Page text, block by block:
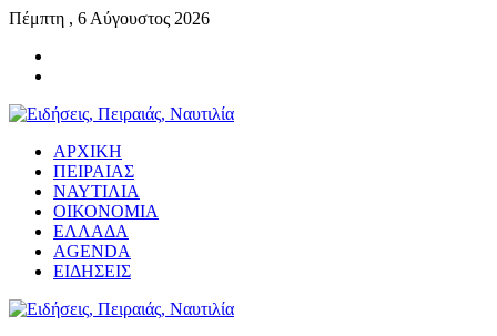
Πέμπτη , 6 Αύγουστος 2026
ΑΡΧΙΚΗ
ΠΕΙΡΑΙΑΣ
ΝΑΥΤΙΛΙΑ
ΟΙΚΟΝΟΜΙΑ
ΕΛΛΑΔΑ
AGENDA
ΕΙΔΗΣΕΙΣ